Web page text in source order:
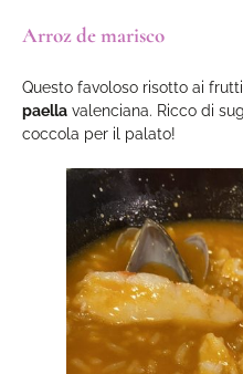
Arroz de marisco
Questo favoloso risotto ai
paella valenciana. Ricco di
coccola per il palato!